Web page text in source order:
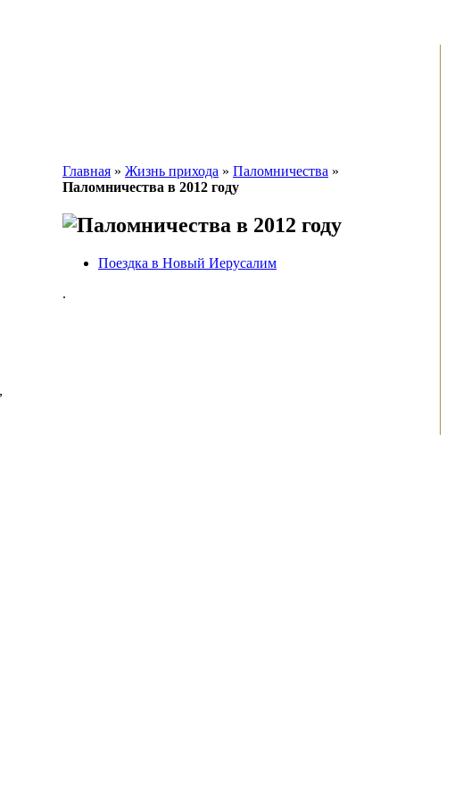
Главная » Жизнь прихода » Паломничества »
Паломничества в 2012 году
Поездка в Новый Иерусалим
.